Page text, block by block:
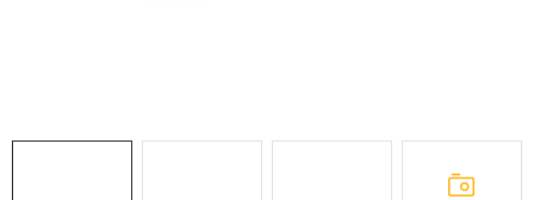
KVETINÁČE A OBALY NA RASTLINY